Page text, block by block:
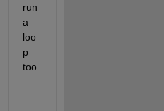
run
a
loo
p
too